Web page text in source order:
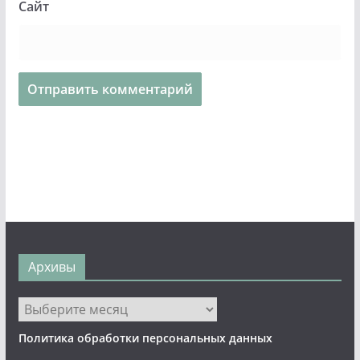
Сайт
Архивы
Архивы
Политика обработки персональных данных